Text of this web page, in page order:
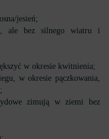
jesień;
ale bez silnego wiatru i
w okresie kwitnienia;
w okresie pączkowania,
zimują w ziemi bez